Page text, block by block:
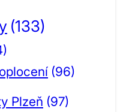
(133)
oplocení (96)
Plzeň (97)